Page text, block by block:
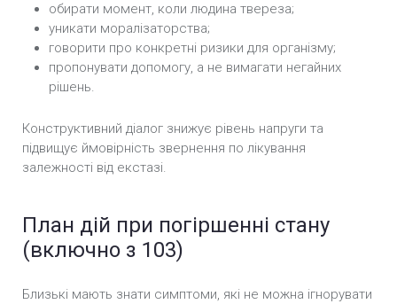
обирати момент, коли людина твереза;
уникати моралізаторства;
говорити про конкретні ризики для організму;
пропонувати допомогу, а не вимагати негайних
рішень.
Конструктивний діалог знижує рівень напруги та
підвищує ймовірність звернення по лікування
залежності від екстазі.
План дій при погіршенні стану
(включно з 103)
Близькі мають знати симптоми, які не можна ігнорувати